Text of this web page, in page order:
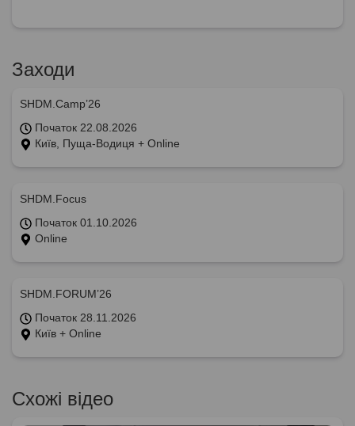
Заходи
SHDM.Camp’26
Початок 22.08.2026
Київ, Пуща-Водиця + Online
SHDM.Focus
Початок 01.10.2026
Online
SHDM.FORUM’26
Початок 28.11.2026
Київ + Online
Схожі відео